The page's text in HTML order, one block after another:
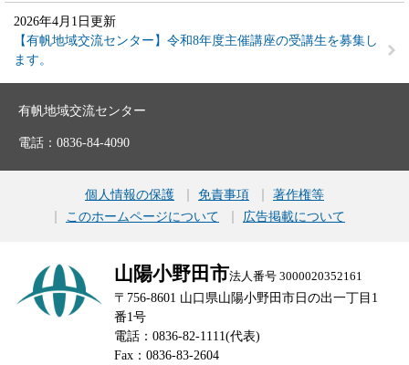
2026年4月1日更新
【有帆地域交流センター】令和8年度主催講座の受講生を募集し
ます。
有帆地域交流センター
電話：0836-84-4090
個人情報の保護 免責事項
著作権等
このホームページについて
広告掲載について
山陽小野田市法人番号 3000020352161
〒756-8601 山口県山陽小野田市日の出一丁目1
番1号
電話：0836-82-1111(代表)
Fax：0836-83-2604